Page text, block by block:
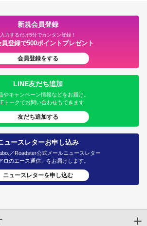
新規会員登録
入力するだけ5分でカンタン登録！
登録で500ポイントプレゼント
会員登録をする
LINE友だち追加
やキャンペーン情報などをお届け。
トークでお問い合わせもできます
友だち追加する
ュースレターお申し込み
／Roadster公式メールニュースレター
ロのエース通信」をお届けします。
ニュースレターを申し込む